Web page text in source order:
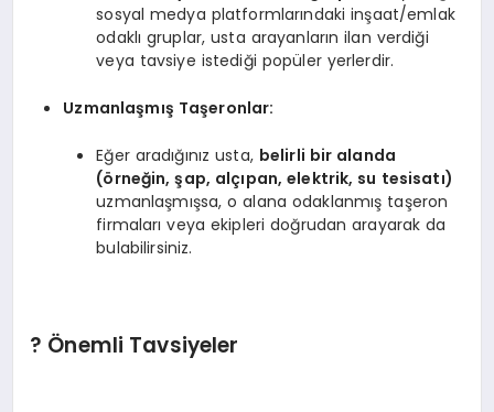
sosyal medya platformlarındaki inşaat/emlak
odaklı gruplar, usta arayanların ilan verdiği
veya tavsiye istediği popüler yerlerdir.
Uzmanlaşmış Taşeronlar:
Eğer aradığınız usta, belirli bir alanda
(örneğin, şap, alçıpan, elektrik, su tesisatı)
uzmanlaşmışsa, o alana odaklanmış taşeron
firmaları veya ekipleri doğrudan arayarak da
bulabilirsiniz.
? Önemli Tavsiyeler